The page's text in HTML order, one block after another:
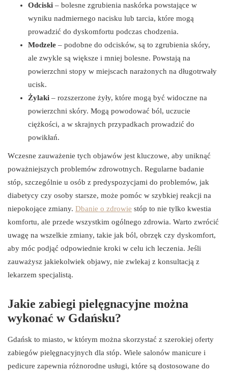
Odciski – bolesne zgrubienia naskórka powstające w
wyniku nadmiernego nacisku lub tarcia, które mogą
prowadzić do dyskomfortu podczas chodzenia.
Modzele – podobne do odcisków, są to zgrubienia skóry,
ale zwykle są większe i mniej bolesne. Powstają na
powierzchni stopy w miejscach narażonych na długotrwały
ucisk.
Żylaki – rozszerzone żyły, które mogą być widoczne na
powierzchni skóry. Mogą powodować ból, uczucie
ciężkości, a w skrajnych przypadkach prowadzić do
powikłań.
Wczesne zauważenie tych objawów jest kluczowe, aby uniknąć
poważniejszych problemów zdrowotnych. Regularne badanie
stóp, szczególnie u osób z predyspozycjami do problemów, jak
diabetycy czy osoby starsze, może pomóc w szybkiej reakcji na
niepokojące zmiany. Dbanie o zdrowie stóp to nie tylko kwestia
komfortu, ale przede wszystkim ogólnego zdrowia. Warto zwrócić
uwagę na wszelkie zmiany, takie jak ból, obrzęk czy dyskomfort,
aby móc podjąć odpowiednie kroki w celu ich leczenia. Jeśli
zauważysz jakiekolwiek objawy, nie zwlekaj z konsultacją z
lekarzem specjalistą.
Jakie zabiegi pielęgnacyjne można
wykonać w Gdańsku?
Gdańsk to miasto, w którym można skorzystać z szerokiej oferty
zabiegów pielęgnacyjnych dla stóp. Wiele salonów manicure i
pedicure zapewnia różnorodne usługi, które są dostosowane do